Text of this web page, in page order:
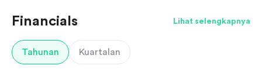
Financials Lihat selengkapnya
Tahunan Kuartalan